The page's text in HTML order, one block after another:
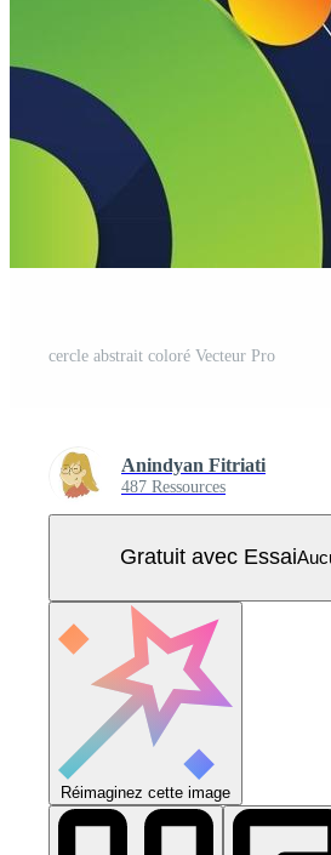
cercle abstrait coloré Vecteur Pro
Anindyan Fitriati
487 Ressources
Gratuit avec Essai
Réimaginez cette image